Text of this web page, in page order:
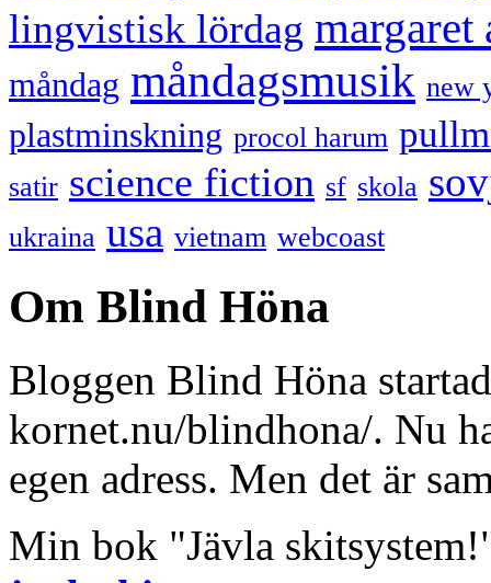
lingvistisk lördag margaret
måndag måndagsmusik new
plastminskning procol harum
satir science fiction sf skola
ukraina usa vietnam webcoast
Om Blind Höna
Bloggen Blind Höna
kornet.nu/blindhona/. Nu
egen adress. Men det är
Min bok "Jävla